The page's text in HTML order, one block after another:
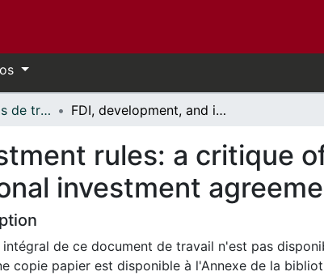
Telfer - Documents de travail // Telfer - Working Papers FDI, development, and investment rules: a critique of the UNCTAD series on issues in international investment agreements
rules: a critique
investment
de ce document de travail n'est pas
copie papier est disponible à l'Annexe de la